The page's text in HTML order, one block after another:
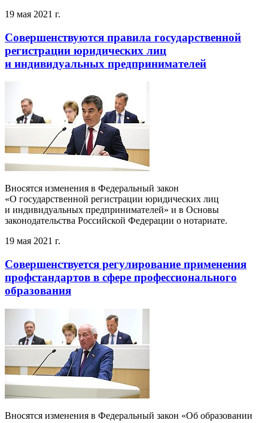
19 мая 2021 г.
Совершенствуются правила государственной
регистрации юридических лиц
и индивидуальных предпринимателей
Вносятся изменения в Федеральный закон
«О государственной регистрации юридических лиц
и индивидуальных предпринимателей» и в Основы
законодательства Российской Федерации о нотариате.
19 мая 2021 г.
Совершенствуется регулирование применения
профстандартов в сфере профессионального
образования
Вносятся изменения в Федеральный закон «Об образовании